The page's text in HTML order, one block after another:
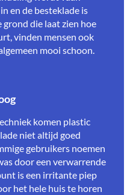
en de besteklade is
die laat zien hoe
vinden mensen ook
mooi schoon.
komen plastic
niet altijd goed
gebruikers noemen
door een verwarrende
is een irritante piep
het hele huis te horen